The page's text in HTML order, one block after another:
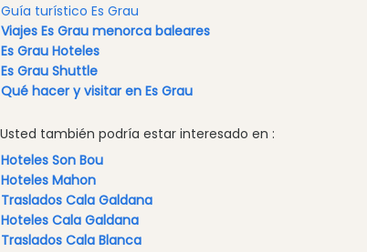
Cultura
Para
niños
Música
vivo
Discoteca
Terrazas
Chiringuitos
y
Guía turístico Es Grau
Viajes Es Grau menorca baleares
Es Grau Hoteles
Es Grau Shuttle
Qué hacer y visitar en Es Grau
Usted también podría estar interesado en :
Hoteles Son Bou
Hoteles Mahon
Traslados Cala Galdana
Hoteles Cala Galdana
Traslados Cala Blanca